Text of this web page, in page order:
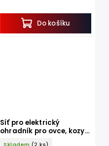
Do košíku
Síť pro elektrický
ohradník pro ovce, kozy
KERBL 27388 OVINET MAXI